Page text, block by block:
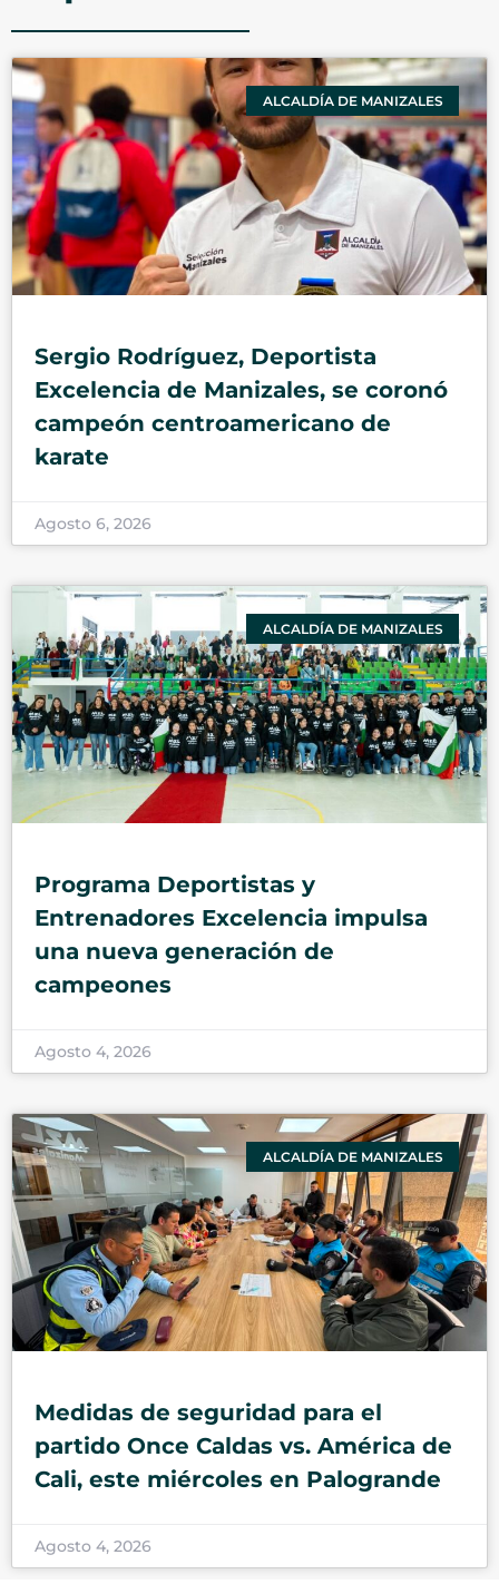
ALCALDÍA DE MANIZALES
Sergio Rodríguez, Deportista
Excelencia de Manizales, se coronó
campeón centroamericano de
karate
Agosto 6, 2026
ALCALDÍA DE MANIZALES
Programa Deportistas y
Entrenadores Excelencia impulsa
una nueva generación de
campeones
Agosto 4, 2026
ALCALDÍA DE MANIZALES
Medidas de seguridad para el
partido Once Caldas vs. América de
Cali, este miércoles en Palogrande
Agosto 4, 2026